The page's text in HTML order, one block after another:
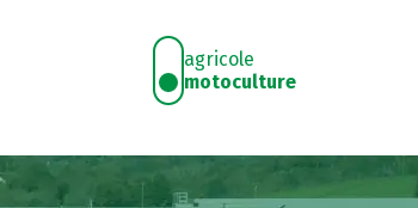
agricole
motoculture